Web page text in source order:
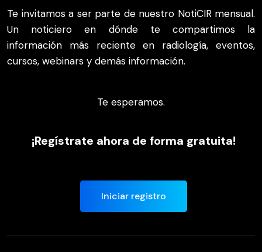
Te invitamos a ser parte de nuestro NotiCIR mensual.
Un noticiero en dónde te compartimos la
información más reciente en radiología, eventos,
cursos, webinars y demás información.
Te esperamos.
¡Regístrate ahora de forma gratuita!
Iniciar registro